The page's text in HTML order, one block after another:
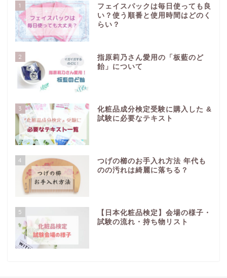
1
フェイスパックは毎日使っても良
い？使う順番と使用時間はどのく
らい？
2
指原莉乃さん愛用の「板藍のど
飴」について
3
化粧品成分検定受験に購入した &
試験に必要なテキスト
4
つげの櫛のお手入れ方法 年代も
のの汚れは綺麗に落ちる？
5
【日本化粧品検定】会場の様子・
試験の流れ・持ち物リスト